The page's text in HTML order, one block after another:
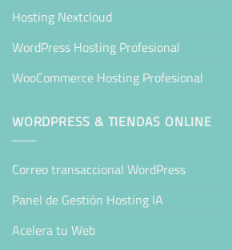
Hosting Nextcloud
WordPress Hosting Profesional
WooCommerce Hosting Profesional
WORDPRESS & TIENDAS ONLINE
Correo transaccional WordPress
Panel de Gestión Hosting IA
Acelera tu Web